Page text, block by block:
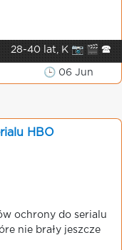
28-40 lat, K 📷 🎬 🕿
🕒 06 Jun
HBO
ochrony do serialu
nie brały jeszcze